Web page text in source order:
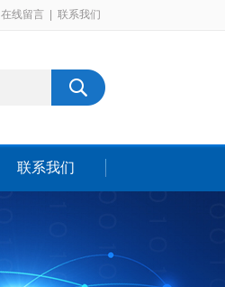
在线留言 联系我们
联系我们